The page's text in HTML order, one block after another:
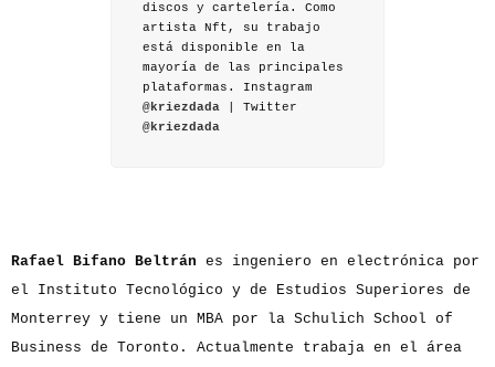
discos y cartelería. Como
artista Nft, su trabajo
está disponible en la
mayoría de las principales
plataformas. Instagram
@kriezdada | Twitter
@kriezdada
Rafael Bifano Beltrán es ingeniero en electrónica por
el Instituto Tecnológico y de Estudios Superiores de
Monterrey y tiene un MBA por la Schulich School of
Business de Toronto. Actualmente trabaja en el área